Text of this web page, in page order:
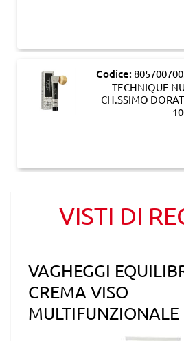
Codice:
TECHNIQUE
CH.SSIMO
VISTI DI
VAGHEGGI
CREMA VISO